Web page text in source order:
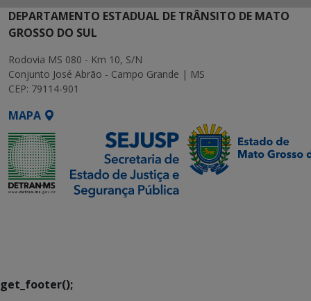
DEPARTAMENTO ESTADUAL DE TRÂNSITO DE MATO
GROSSO DO SUL
Rodovia MS 080 - Km 10, S/N
Conjunto José Abrão - Campo Grande | MS
CEP: 79114-901
MAPA
get_footer();